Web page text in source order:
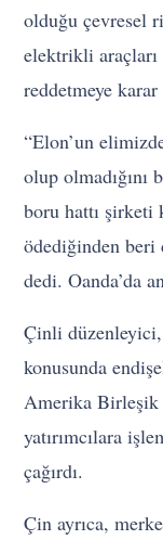
olduğu çevresel
elektrikli
reddetmeye
“Elon’un
olup
boru hattı
ödediğinden beri
dedi. Oanda’da
Çinli
konusunda
Amerika
yatırımcılara
çağırdı.
Çin ayrıca,